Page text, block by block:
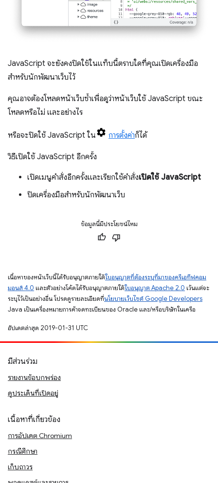
JavaScript จะยังคงปิดใช้ในแท็บนี้ตราบใดที่คุณเปิดเครื่องมือ
สำหรับนักพัฒนาเว็บไว้
คุณอาจต้องโหลดหน้าเว็บซ้ำเพื่อดูว่าหน้าเว็บใช้ JavaScript ขณะ
โหลดหรือไม่ และอย่างไร
หรือจะปิดใช้ JavaScript ใน การตั้งค่าก็ได้
วิธีเปิดใช้ JavaScript อีกครั้ง
เปิดเมนูคำสั่งอีกครั้งและเรียกใช้คำสั่งเปิดใช้ JavaScript
ปิดเครื่องมือสำหรับนักพัฒนาเว็บ
ข้อมูลนี้มีประโยชน์ไหม
เนื้อหาของหน้าเว็บนี้ได้รับอนุญาตภายใต้ใบอนุญาตที่ต้องระบุที่มาของครีเอทีฟคอม
มอนส์ 4.0 และตัวอย่างโค้ดได้รับอนุญาตภายใต้ใบอนุญาต Apache 2.0 เว้นแต่จะ
ระบุไว้เป็นอย่างอื่น โปรดดูรายละเอียดที่นโยบายเว็บไซต์ Google Developers
Java เป็นเครื่องหมายการค้าจดทะเบียนของ Oracle และ/หรือบริษัทในเครือ
อัปเดตล่าสุด 2019-01-31 UTC
มีส่วนร่วม
รายงานข้อบกพร่อง
ดูประเด็นที่เปิดอยู่
เนื้อหาที่เกี่ยวข้อง
การอัปเดต Chromium
กรณีศึกษา
เก็บถาวร